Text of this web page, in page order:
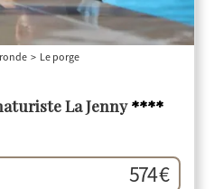
La Jenny****
Le porge
574 €